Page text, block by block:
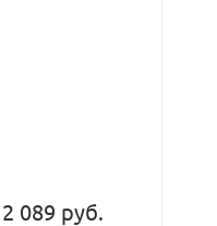
2 089 руб.